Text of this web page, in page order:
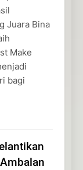
Juara Bina
Make
bagi